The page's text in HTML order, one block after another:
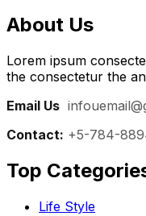
About Us
Lorem ipsum
the consectetur the
Email Us
Contact: +5-784-
Top
Life Style